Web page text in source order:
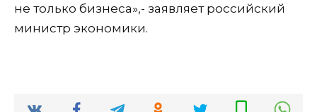
не только бизнеса»,- заявляет российский
министр экономики.